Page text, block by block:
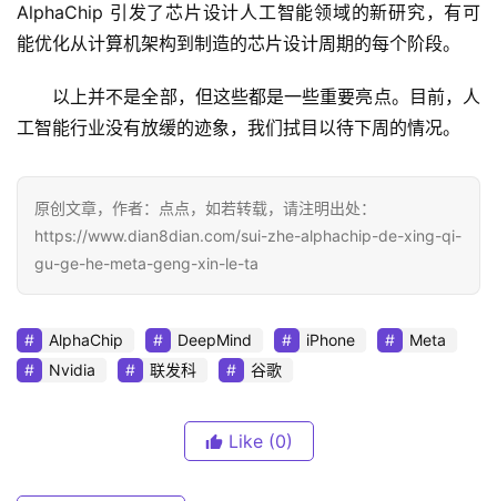
AlphaChip 引发了芯片设计人工智能领域的新研究，有可
能优化从计算机架构到制造的芯片设计周期的每个阶段。
以上并不是全部，但这些都是一些重要亮点。目前，人
工智能行业没有放缓的迹象，我们拭目以待下周的情况。
原创文章，作者：点点，如若转载，请注明出处：
https://www.dian8dian.com/sui-zhe-alphachip-de-xing-qi-
gu-ge-he-meta-geng-xin-le-ta
AlphaChip DeepMind iPhone
Meta
Nvidia
联发科 谷歌
Like (0)